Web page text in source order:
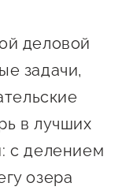
деловой
задачи,
в лучших
с делением
озера